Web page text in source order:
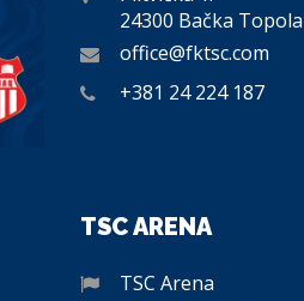
24300 Bačka Topola
office@fktsc.com
+381 24 224 187
TSC ARENA
TSC Arena